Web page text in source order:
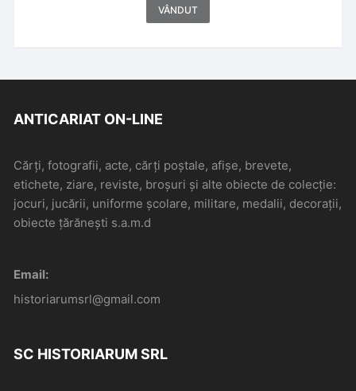
VÂNDUT
ANTICARIAT ON-LINE
Cărți, fotografii, acte, cărți poștale, afișe, brevete,
etichete, ziare, reviste, broșuri și alte obiecte de colecție:
jocuri, jucării, uniforme școlare, militare, medalii, decorații,
obiecte țărănești s.a.m.d
Email:
historiarumsrl@gmail.com
SC HISTORIARUM SRL